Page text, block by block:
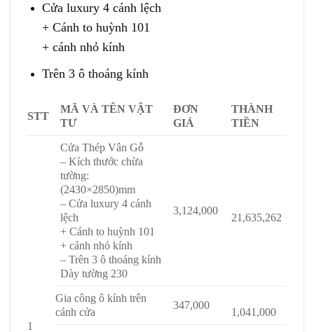
Cửa luxury 4 cánh lệch
+ Cánh to huỳnh 101
+ cánh nhỏ kính
Trên 3 ô thoáng kính
STT
MÃ VÀ TÊN VẬT
TƯ
ĐƠN
GIÁ
THÀNH
TIỀN
1
Cửa Thép Vân Gỗ
– Kích thước chừa
tường:
(2430×2850)mm
– Cửa luxury 4 cánh
lệch
+ Cánh to huỳnh 101
+ cánh nhỏ kính
– Trên 3 ô thoáng kính
Dày tường 230
3,124,000
21,635,262
Gia công ô kính trên
cánh cửa
347,000
1,041,000